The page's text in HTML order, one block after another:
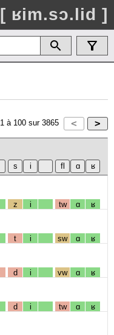
[ ʁim.sɔ.lid ]
1 à 100 sur 3865
z i tw ɑ ʁ
t i sw ɑ ʁ
d i vw ɑ ʁ
d i tw ɑ ʁ